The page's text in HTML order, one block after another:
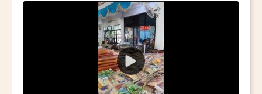
PLAY
VIDEO